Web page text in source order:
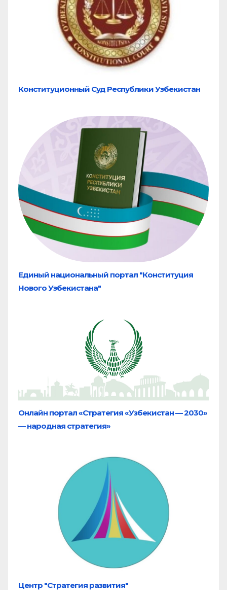
Конституционный Суд Республики Узбекистан
Единый национальный портал "Конституция
Нового Узбекистана"
Онлайн портал «Стратегия «Узбекистан — 2030»
— народная стратегия»
Центр "Стратегия развития"